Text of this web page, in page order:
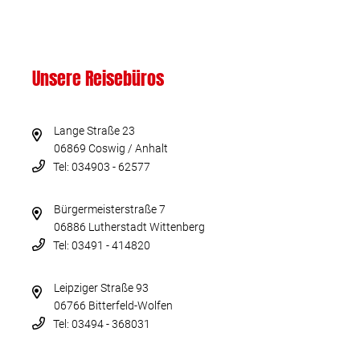
Unsere Reisebüros
Lange Straße 23
06869 Coswig / Anhalt
Tel: 034903 - 62577
Bürgermeisterstraße 7
06886 Lutherstadt Wittenberg
Tel: 03491 - 414820
Leipziger Straße 93
06766 Bitterfeld-Wolfen
Tel: 03494 - 368031